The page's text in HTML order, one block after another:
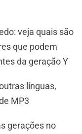
veja quais são
que podem
da geração Y
línguas,
MP3
gerações no